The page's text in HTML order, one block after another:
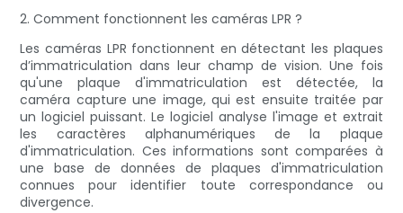
2. Comment fonctionnent les caméras LPR ?
Les caméras LPR fonctionnent en détectant les plaques
d’immatriculation dans leur champ de vision. Une fois
qu'une plaque d'immatriculation est détectée, la
caméra capture une image, qui est ensuite traitée par
un logiciel puissant. Le logiciel analyse l'image et extrait
les caractères alphanumériques de la plaque
d'immatriculation. Ces informations sont comparées à
une base de données de plaques d'immatriculation
connues pour identifier toute correspondance ou
divergence.